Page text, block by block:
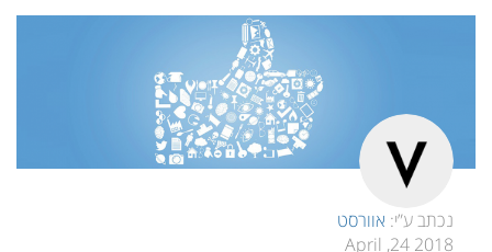
נכתב ע”י: אוורסט
2018 24, April